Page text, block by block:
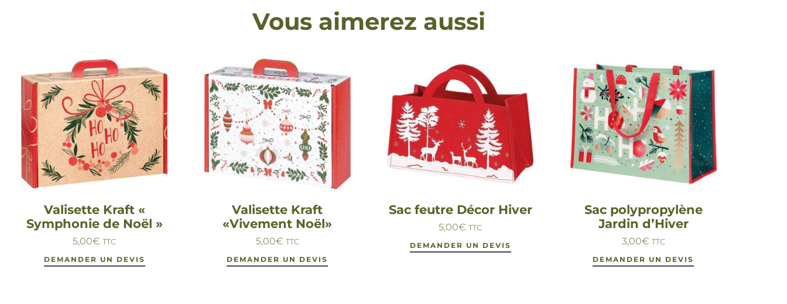
Vous aimerez aussi
Valisette Kraft «
Symphonie de Noël »
5,00€ TTC
DEMANDER UN DEVIS
Valisette Kraft
«Vivement Noël»
5,00€ TTC
DEMANDER UN DEVIS
Sac feutre Décor Hiver
5,00€ TTC
DEMANDER UN DEVIS
Sac polypropylène
Jardin d’Hiver
3,00€ TTC
DEMANDER UN DEVIS